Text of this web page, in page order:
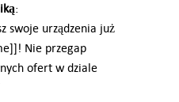
:
swoje urządzenia już
Nie przegap
ofert w dziale